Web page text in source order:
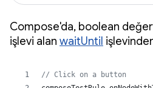
Compose'da, boolean
işlevi alan waitUntil